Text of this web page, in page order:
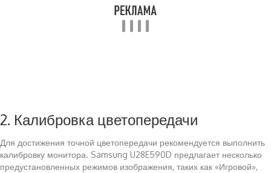
2. Калибровка цветопередачи
Для достижения точной цветопередачи рекомендуется выполнить
калибровку монитора. Samsung U28E590D предлагает несколько
предустановленных режимов изображения, таких как «Игровой»,